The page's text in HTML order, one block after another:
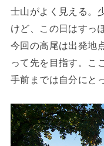
士山がよく見える。
けど、この日はすっ
今回の高尾は出発地
って先を目指す。こ
手前までは自分にと